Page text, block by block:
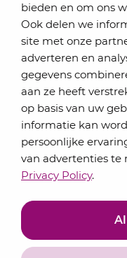
bieden en om ons
Ook delen we
site met onze
adverteren en
gegevens
aan ze heeft
op basis van uw
informatie kan
persoonlijke
van advertenties te
Privacy Policy.
Schrijf je in
Elke maand
de eSigt het nieuws.
Jouw emailadres
Inschrijven